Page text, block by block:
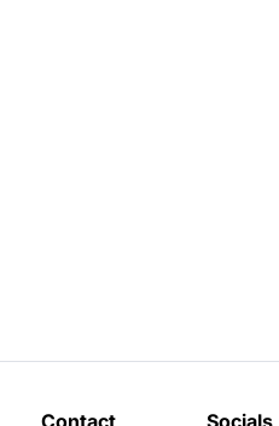
Contact Socials